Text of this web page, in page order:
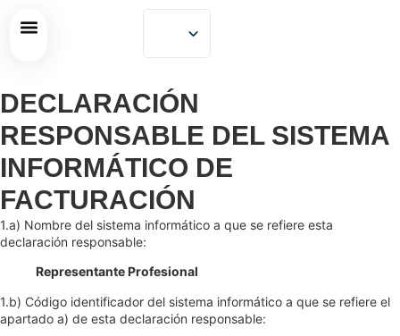
DECLARACIÓN
RESPONSABLE DEL SISTEMA
INFORMÁTICO DE
FACTURACIÓN
1.a) Nombre del sistema informático a que se refiere esta
declaración responsable:
Representante Profesional
1.b) Código identificador del sistema informático a que se refiere el
apartado a) de esta declaración responsable: